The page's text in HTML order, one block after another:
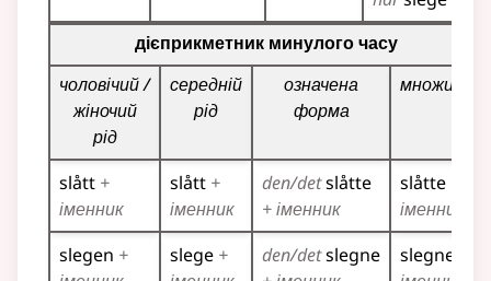
Таблиця відмінювання дієприкметників для цього
дієприкметник минулого часу
чоловічий /
жіночий
рід
середній
рід
означена
форма
множина
slått +
іменник
slått +
іменник
den/detslåtte
+ іменник
slåtte
іменник
slegen +
slege +
den/detslegne
slegne